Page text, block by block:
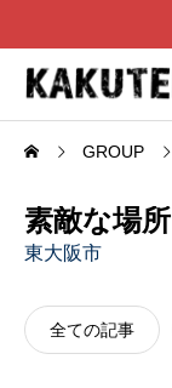
GROUP
素敵な場所
東大阪市
全ての記事